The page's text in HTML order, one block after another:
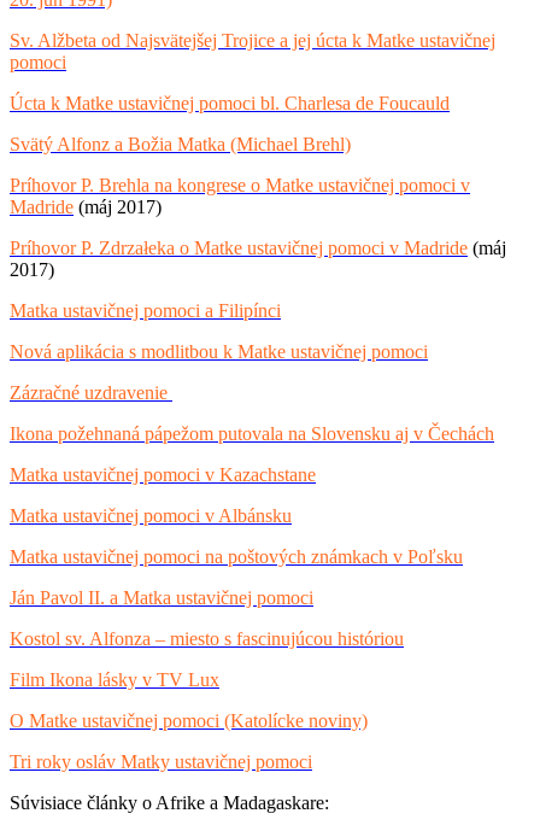
Sv. Alžbeta od Najsvätejšej Trojice a jej úcta k Matke ustavičnej
pomoci
Úcta k Matke ustavičnej pomoci bl. Charlesa de Foucauld
Svätý Alfonz a Božia Matka (Michael Brehl)
Príhovor P. Brehla na kongrese o Matke ustavičnej pomoci v
Madride (máj 2017)
Príhovor P. Zdrzałeka o Matke ustavičnej pomoci v Madride (máj
2017)
Matka ustavičnej pomoci a Filipínci
Nová aplikácia s modlitbou k Matke ustavičnej pomoci
Zázračné uzdravenie
Ikona požehnaná pápežom putovala na Slovensku aj v Čechách
Matka ustavičnej pomoci v Kazachstane
Matka ustavičnej pomoci v Albánsku
Matka ustavičnej pomoci na poštových známkach v Poľsku
Ján Pavol II. a Matka ustavičnej pomoci
Kostol sv. Alfonza – miesto s fascinujúcou históriou
Film Ikona lásky v TV Lux
O Matke ustavičnej pomoci (Katolícke noviny)
Tri roky osláv Matky ustavičnej pomoci
Súvisiace články o Afrike a Madagaskare: